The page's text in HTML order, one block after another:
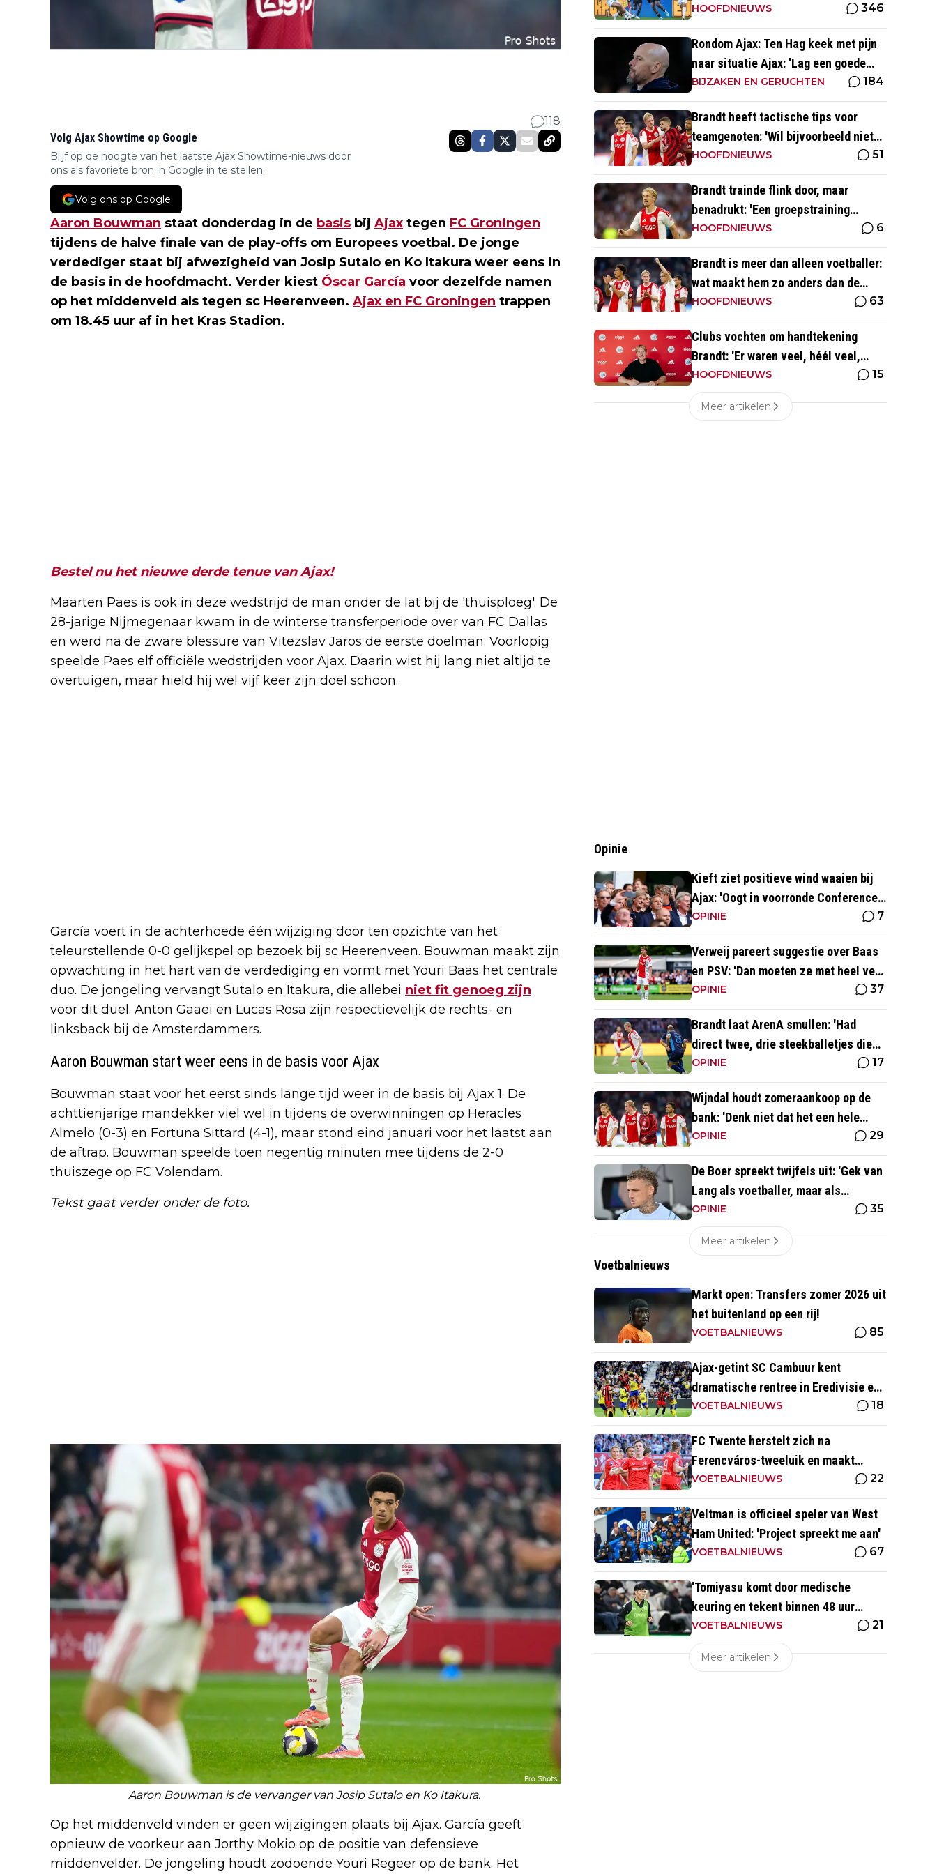
118
Volg Ajax Showtime op Google
Blijf op de hoogte van het laatste Ajax Showtime-nieuws door
ons als favoriete bron in Google in te stellen.
Volg ons op Google
Aaron Bouwman staat donderdag in de basis bij Ajax tegen FC Groningen
tijdens de halve finale van de play-offs om Europees voetbal. De jonge
verdediger staat bij afwezigheid van Josip Sutalo en Ko Itakura weer eens in
de basis in de hoofdmacht. Verder kiest Óscar García voor dezelfde namen
op het middenveld als tegen sc Heerenveen. Ajax en FC Groningen trappen
om 18.45 uur af in het Kras Stadion.
Bestel nu het nieuwe derde tenue van Ajax!
Maarten Paes is ook in deze wedstrijd de man onder de lat bij de 'thuisploeg'. De
28-jarige Nijmegenaar kwam in de winterse transferperiode over van FC Dallas
en werd na de zware blessure van Vitezslav Jaros de eerste doelman. Voorlopig
speelde Paes elf officiële wedstrijden voor Ajax. Daarin wist hij lang niet altijd te
overtuigen, maar hield hij wel vijf keer zijn doel schoon.
García voert in de achterhoede één wijziging door ten opzichte van het
teleurstellende 0-0 gelijkspel op bezoek bij sc Heerenveen. Bouwman maakt zijn
opwachting in het hart van de verdediging en vormt met Youri Baas het centrale
duo. De jongeling vervangt Sutalo en Itakura, die allebei niet fit genoeg zijn
voor dit duel. Anton Gaaei en Lucas Rosa zijn respectievelijk de rechts- en
linksback bij de Amsterdammers.
Aaron Bouwman start weer eens in de basis voor Ajax
Bouwman staat voor het eerst sinds lange tijd weer in de basis bij Ajax 1. De
achttienjarige mandekker viel wel in tijdens de overwinningen op Heracles
Almelo (0-3) en Fortuna Sittard (4-1), maar stond eind januari voor het laatst aan
de aftrap. Bouwman speelde toen negentig minuten mee tijdens de 2-0
thuiszege op FC Volendam.
Tekst gaat verder onder de foto.
Aaron Bouwman is de vervanger van Josip Sutalo en Ko Itakura.
Op het middenveld vinden er geen wijzigingen plaats bij Ajax. García geeft
opnieuw de voorkeur aan Jorthy Mokio op de positie van defensieve
middenvelder. De jongeling houdt zodoende Youri Regeer op de bank. Het
seizoensopener tegen FC Dordrecht
HOOFDNIEUWS 346
Rondom Ajax: Ten Hag keek met pijn
naar situatie Ajax: 'Lag een goede
basis om op voort te borduren'
BIJZAKEN EN GERUCHTEN 184
Brandt heeft tactische tips voor
teamgenoten: 'Wil bijvoorbeeld niet
dat Mika te veel naar binnen komt'
HOOFDNIEUWS 51
Brandt trainde flink door, maar
benadrukt: 'Een groepstraining
nabootsen is toch vrij lastig in je
eentje'
HOOFDNIEUWS 6
Brandt is meer dan alleen voetballer:
wat maakt hem zo anders dan de
'gemiddelde' voetballer?
HOOFDNIEUWS 63
Clubs vochten om handtekening
Brandt: 'Er waren veel, héél veel,
voorstellen van overal ter wereld'
HOOFDNIEUWS 15
Meer artikelen
Opinie
Kieft ziet positieve wind waaien bij
Ajax: 'Oogt in voorronde Conference
League fris en energiek'
OPINIE 7
Verweij pareert suggestie over Baas
en PSV: 'Dan moeten ze met heel veel
geld over de brug komen'
OPINIE 37
Brandt laat ArenA smullen: 'Had
direct twee, drie steekballetjes die
gewoon perfect waren'
OPINIE 17
Wijndal houdt zomeraankoop op de
bank: 'Denk niet dat het een hele
goede verdediger is'
OPINIE 29
De Boer spreekt twijfels uit: 'Gek van
Lang als voetballer, maar als
persoonlijkheid niet'
OPINIE 35
Meer artikelen
Voetbalnieuws
Markt open: Transfers zomer 2026 uit
het buitenland op een rij!
VOETBALNIEUWS 85
Ajax-getint SC Cambuur kent
dramatische rentree in Eredivisie en
krijgt pak slaag in eigen huis
VOETBALNIEUWS 18
FC Twente herstelt zich na
Ferencváros-tweeluik en maakt
gehakt van Slowaakse opponent
VOETBALNIEUWS 22
Veltman is officieel speler van West
Ham United: 'Project spreekt me aan'
VOETBALNIEUWS 67
'Tomiyasu komt door medische
keuring en tekent binnen 48 uur
contract bij nieuwe club'
VOETBALNIEUWS 21
Meer artikelen